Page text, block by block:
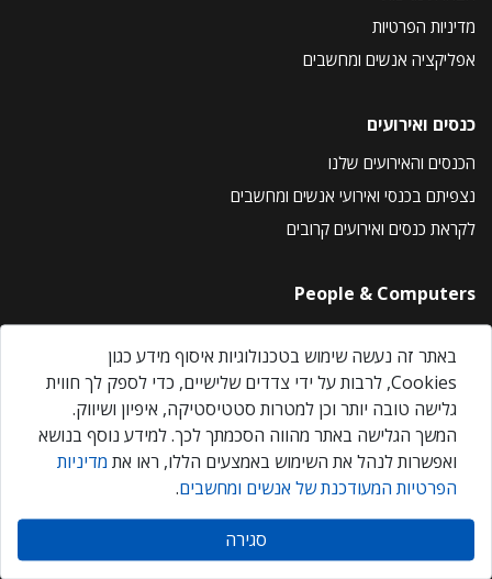
מדיניות הפרטיות
אפליקציה אנשים ומחשבים
כנסים ואירועים
הכנסים והאירועים שלנו
נצפיתם בכנסי ואירועי אנשים ומחשבים
לקראת כנסים ואירועים קרובים
People & Computers
About Us
Privacy Policy
Contact Us
Our Events
אנשים ומחשבים © 2026 – כל הזכויות שמורות
באתר זה נעשה שימוש בטכנולוגיות איסוף מידע כגון
Cookies, לרבות על ידי צדדים שלישיים, כדי לספק לך חווית
גלישה טובה יותר וכן למטרות סטטיסטיקה, איפיון ושיווק.
המשך הגלישה באתר מהווה הסכמתך לכך. למידע נוסף בנושא
ואפשרות לנהל את השימוש באמצעים הללו, ראו את מדיניות
הפרטיות המעודכנת של אנשים ומחשבים.
סגירה